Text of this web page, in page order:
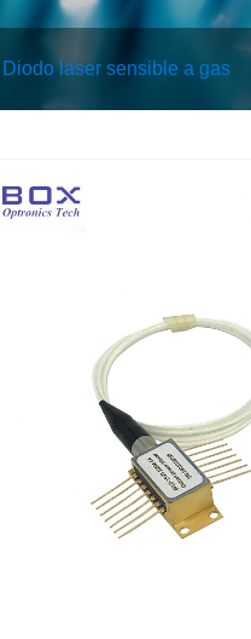
Diodo láser sensible a gas